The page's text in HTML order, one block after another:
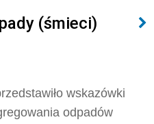
(śmieci)
wskazówki
odpadów